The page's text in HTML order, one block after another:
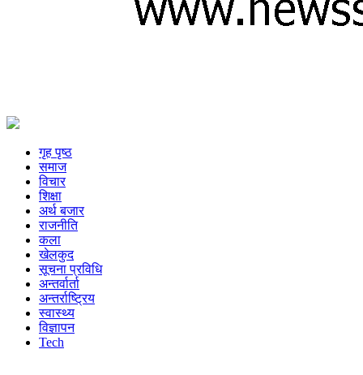
गृह पृष्ठ
समाज
विचार
शिक्षा
अर्थ बजार
राजनीति
कला
खेलकुद
सूचना प्रविधि
अन्तर्वार्ता
अन्तर्राष्ट्रिय
स्वास्थ्य
विज्ञापन
Tech